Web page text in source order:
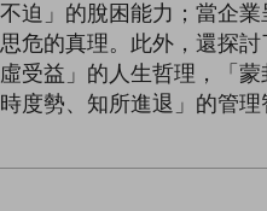
迫」的脫困能力；當企
危的真理。此外，還探
受益」的人生哲理，「
度勢、知所進退」的管